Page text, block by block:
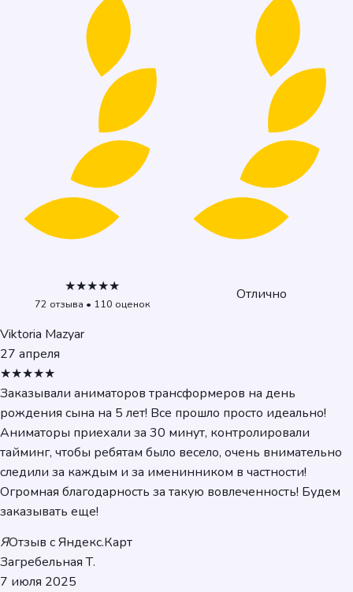
★★★★★
72 отзыва • 110 оценок
Отлично
Viktoria Mazyar
27 апреля
★★★★★
Заказывали аниматоров трансформеров на день
рождения сына на 5 лет! Все прошло просто идеально!
Аниматоры приехали за 30 минут, контролировали
тайминг, чтобы ребятам было весело, очень внимательно
следили за каждым и за именинником в частности!
Огромная благодарность за такую вовлеченность! Будем
заказывать еще!
ЯОтзыв с Яндекс.Карт
Загребельная Т.
7 июля 2025